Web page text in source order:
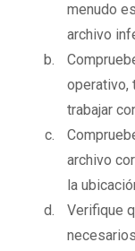
menudo
archivo
operativo,
trabajar
archivo
la
Verifique